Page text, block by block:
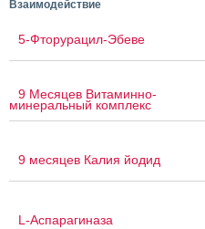
Взаимодействие
5-Фторурацил-Эбеве
9 Месяцев Витаминно-
минеральный комплекс
9 месяцев Калия йодид
L-Аспарагиназа